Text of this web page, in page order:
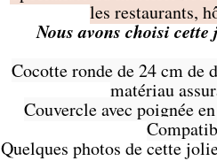
les restaurants,
Nous avons choisi
Cocotte ronde de 24 cm de
matériau
Couvercle avec poignée
Quelques photos de cette